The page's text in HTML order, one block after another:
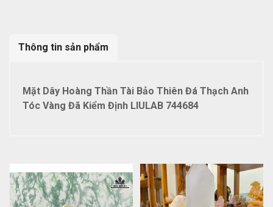
Thông tin sản phẩm
Mặt Dây Hoàng Thần Tài Bảo Thiên Đá Thạch Anh
Tóc Vàng Đã Kiểm Định LIULAB 744684